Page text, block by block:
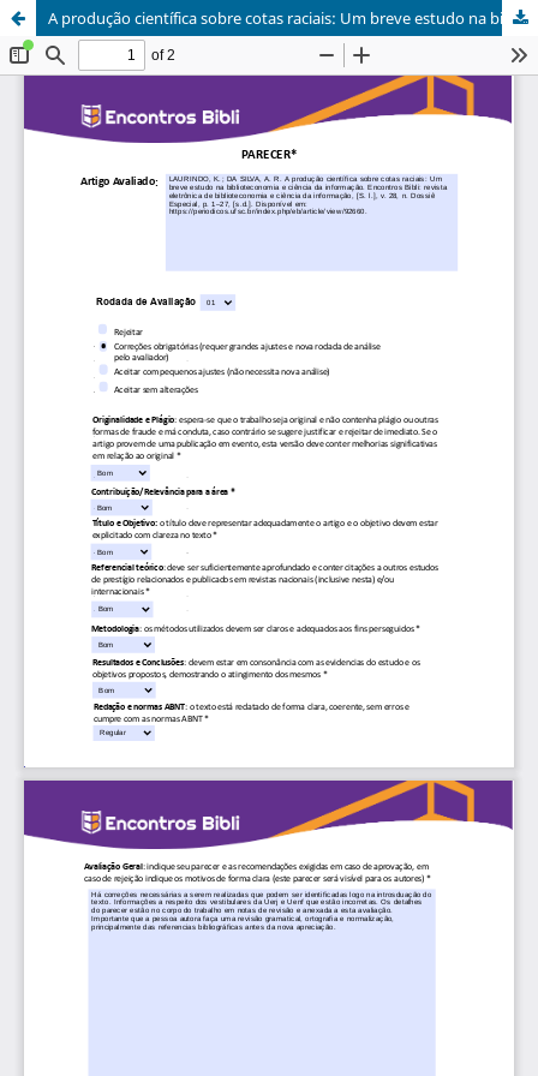
A produção científica sobre cotas raciais: Um breve estudo na biblioteconomia e ciência da informação